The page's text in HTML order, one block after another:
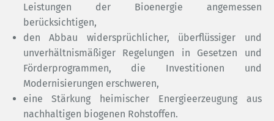
Leistungen der Bioenergie angemessen
berücksichtigen,
den Abbau widersprüchlicher, überflüssiger und
unverhältnismäßiger Regelungen in Gesetzen und
Förderprogrammen, die Investitionen und
Modernisierungen erschweren,
eine Stärkung heimischer Energieerzeugung aus
nachhaltigen biogenen Rohstoffen.